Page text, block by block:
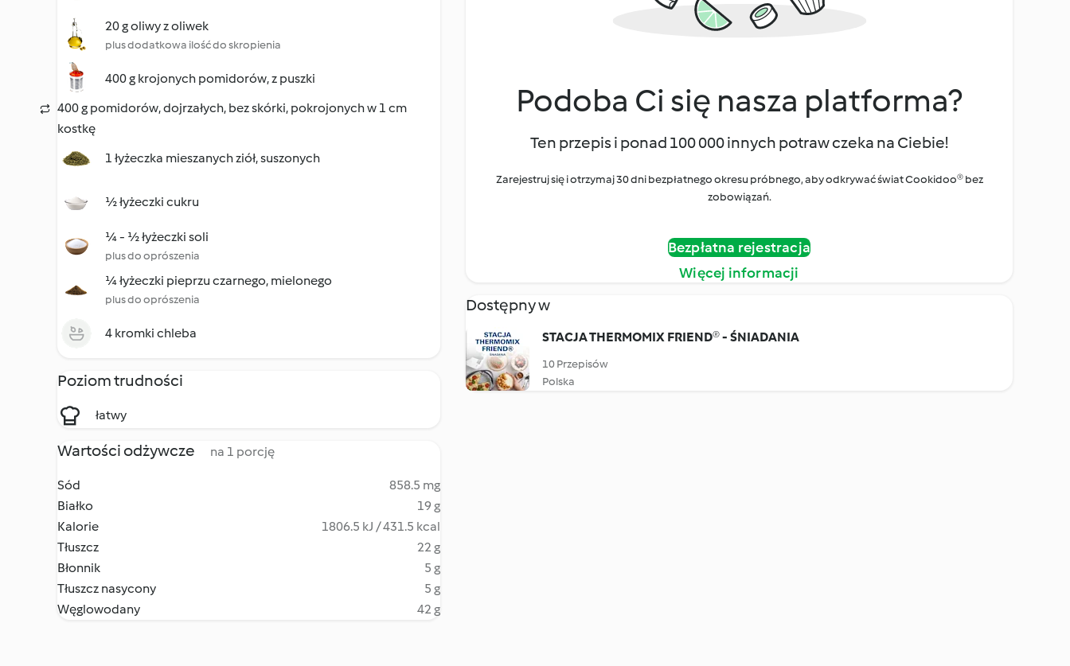
20 g oliwy z oliwek
plus dodatkowa ilość do skropienia
400 g krojonych pomidorów, z puszki
400 g pomidorów, dojrzałych, bez skórki, pokrojonych w 1 cm
kostkę
1 łyżeczka mieszanych ziół, suszonych
½ łyżeczki cukru
¼ - ½ łyżeczki soli
plus do oprószenia
¼ łyżeczki pieprzu czarnego, mielonego
plus do oprószenia
4 kromki chleba
Poziom trudności
łatwy
Wartości odżywcze na 1 porcję
Sód
858.5 mg
Białko
19 g
Kalorie
1806.5 kJ / 431.5 kcal
Tłuszcz
22 g
Błonnik
5 g
Tłuszcz nasycony
5 g
Węglowodany
42 g
Podoba Ci się nasza platforma?
Ten przepis i ponad 100 000 innych potraw czeka na Ciebie!
Zarejestruj się i otrzymaj 30 dni bezpłatnego okresu próbnego, aby odkrywać świat Cookidoo® bez
zobowiązań.
Bezpłatna rejestracja
Więcej informacji
Dostępny w
STACJA THERMOMIX FRIEND® - ŚNIADANIA
10 Przepisów
Polska